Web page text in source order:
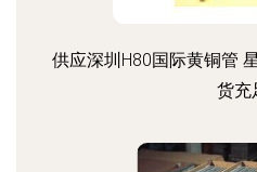
供应深圳H80国际黄铜管
货充